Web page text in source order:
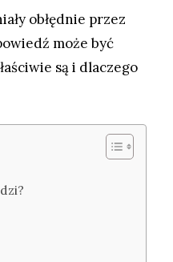
obłędnie przez
może być
są i dlaczego